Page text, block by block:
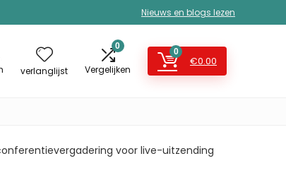
Nieuws en blogs lezen
verlanglijst
0
Vergelijken
0
€0.00
voor live-uitzending